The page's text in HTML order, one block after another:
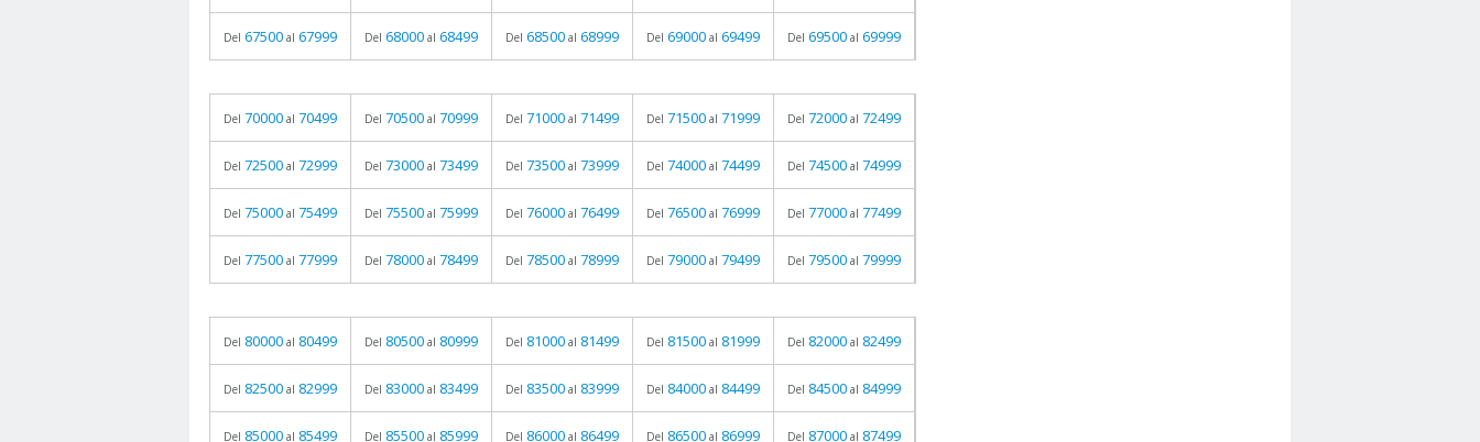
Del 67500 al 67999 Del 68000 al 68499 Del 68500 al 68999 Del 69000 al 69499 Del 69500 al 69999
Del 70000 al 70499 Del 70500 al 70999 Del 71000 al 71499 Del 71500 al 71999 Del 72000 al 72499
Del 72500 al 72999 Del 73000 al 73499 Del 73500 al 73999 Del 74000 al 74499 Del 74500 al 74999
Del 75000 al 75499 Del 75500 al 75999 Del 76000 al 76499 Del 76500 al 76999 Del 77000 al 77499
Del 77500 al 77999 Del 78000 al 78499 Del 78500 al 78999 Del 79000 al 79499 Del 79500 al 79999
Del 80000 al 80499 Del 80500 al 80999 Del 81000 al 81499 Del 81500 al 81999 Del 82000 al 82499
Del 82500 al 82999 Del 83000 al 83499 Del 83500 al 83999 Del 84000 al 84499 Del 84500 al 84999
Del 85000 al 85499 Del 85500 al 85999 Del 86000 al 86499 Del 86500 al 86999 Del 87000 al 87499